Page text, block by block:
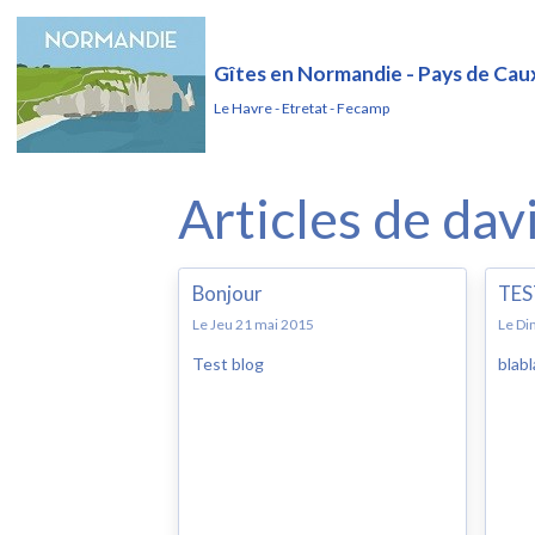
Gîtes en Normandie - Pays de
Le Havre - Etretat - Fecamp
Articles de
Bonjour
Le Jeu 21 mai 2015
Test blog
Le